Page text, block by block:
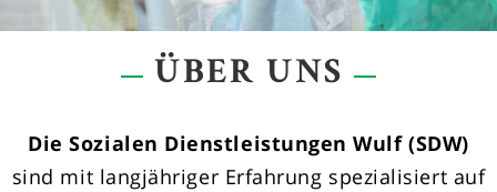
ÜBER UNS
Die Sozialen Dienstleistungen Wulf (SDW)
sind mit langjähriger Erfahrung spezialisiert auf